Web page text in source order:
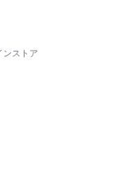
ンストア